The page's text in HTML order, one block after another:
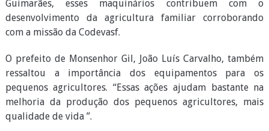
Guimarães, esses maquinários contribuem com o
desenvolvimento da agricultura familiar corroborando
com a missão da Codevasf.
O prefeito de Monsenhor Gil, João Luís Carvalho, também
ressaltou a importância dos equipamentos para os
pequenos agricultores. “Essas ações ajudam bastante na
melhoria da produção dos pequenos agricultores, mais
qualidade de vida ”.